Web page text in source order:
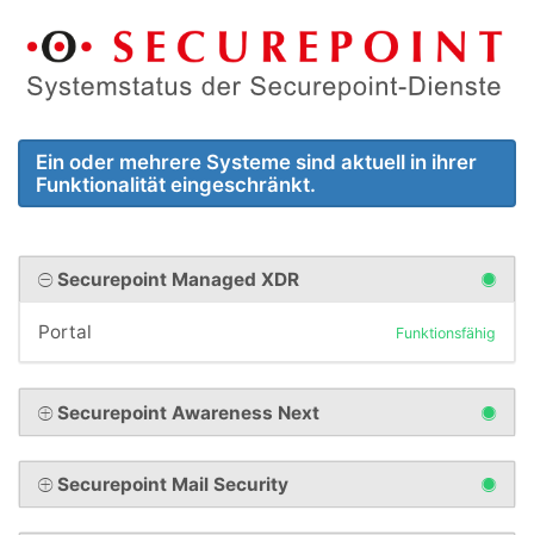
Ein oder mehrere Systeme sind aktuell in ihrer
Funktionalität eingeschränkt.
Securepoint Managed XDR
Portal Funktionsfähig
Securepoint Awareness Next
Securepoint Mail Security